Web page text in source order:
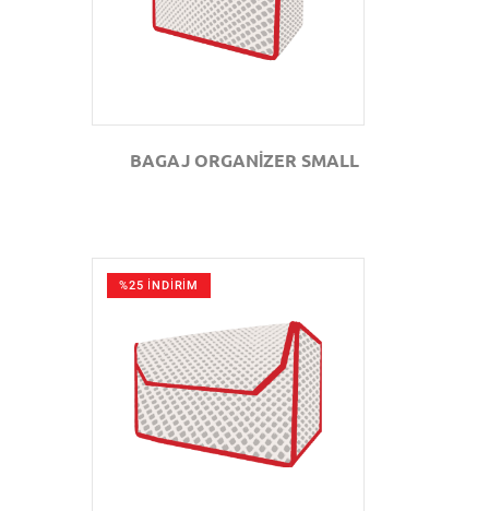
BAGAJ ORGANİZER SMALL
%25 İNDİRİM
GÖZAT